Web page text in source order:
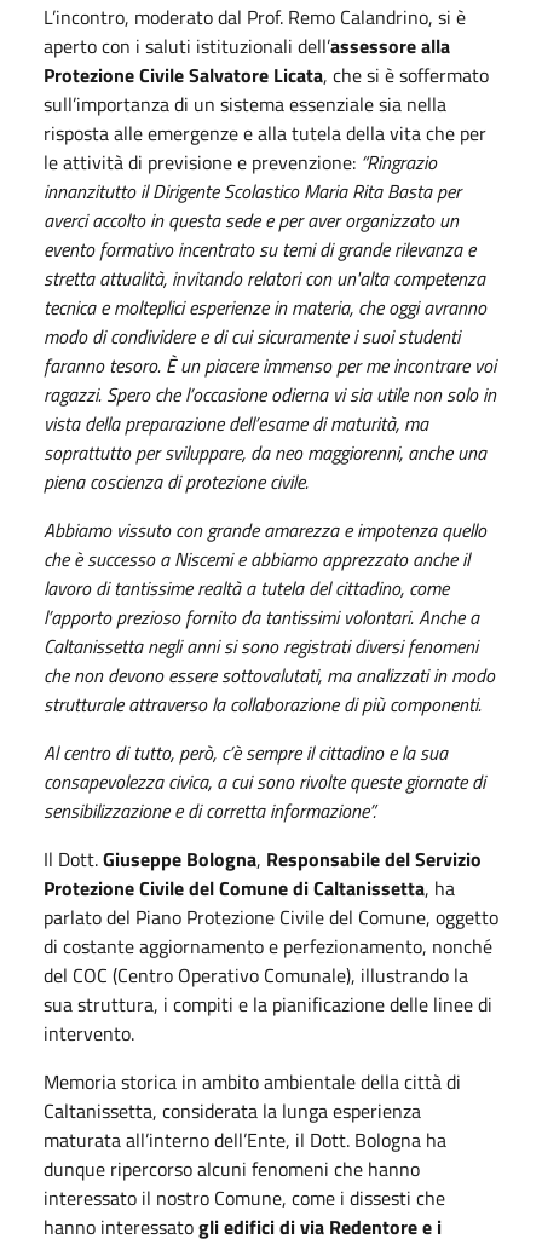
L’incontro, moderato dal Prof. Remo Calandrino, si è
aperto con i saluti istituzionali dell’assessore alla
Protezione Civile Salvatore Licata, che si è soffermato
sull’importanza di un sistema essenziale sia nella
risposta alle emergenze e alla tutela della vita che per
le attività di previsione e prevenzione: “Ringrazio
innanzitutto il Dirigente Scolastico Maria Rita Basta per
averci accolto in questa sede e per aver organizzato un
evento formativo incentrato su temi di grande rilevanza e
stretta attualità, invitando relatori con un'alta competenza
tecnica e molteplici esperienze in materia, che oggi avranno
modo di condividere e di cui sicuramente i suoi studenti
faranno tesoro. È un piacere immenso per me incontrare voi
ragazzi. Spero che l’occasione odierna vi sia utile non solo in
vista della preparazione dell’esame di maturità, ma
soprattutto per sviluppare, da neo maggiorenni, anche una
piena coscienza di protezione civile.
Abbiamo vissuto con grande amarezza e impotenza quello
che è successo a Niscemi e abbiamo apprezzato anche il
lavoro di tantissime realtà a tutela del cittadino, come
l’apporto prezioso fornito da tantissimi volontari.Anche a
Caltanissetta negli anni si sono registrati diversi fenomeni
che non devono essere sottovalutati, ma analizzati in modo
strutturale attraverso la collaborazione di più componenti.
Al centro di tutto, però, c’è sempre il cittadino e la sua
consapevolezza civica, a cui sono rivolte queste giornate di
sensibilizzazione e di corretta informazione”.
Il Dott.Giuseppe Bologna, Responsabile del Servizio
Protezione Civile del Comune di Caltanissetta, ha
parlato del Piano Protezione Civile del Comune, oggetto
di costante aggiornamento e perfezionamento, nonché
del COC (Centro Operativo Comunale), illustrando la
sua struttura, i compiti e la pianificazione delle linee di
intervento.
Memoria storica in ambito ambientale della città di
Caltanissetta, considerata la lunga esperienza
maturata all’interno dell’Ente, il Dott. Bologna ha
dunque ripercorso alcuni fenomeni che hanno
interessato il nostro Comune, come i dissesti che
hanno interessatogli edifici di via Redentore e i